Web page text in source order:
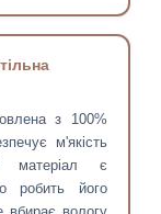
з 100%
м'якість
є
робить його